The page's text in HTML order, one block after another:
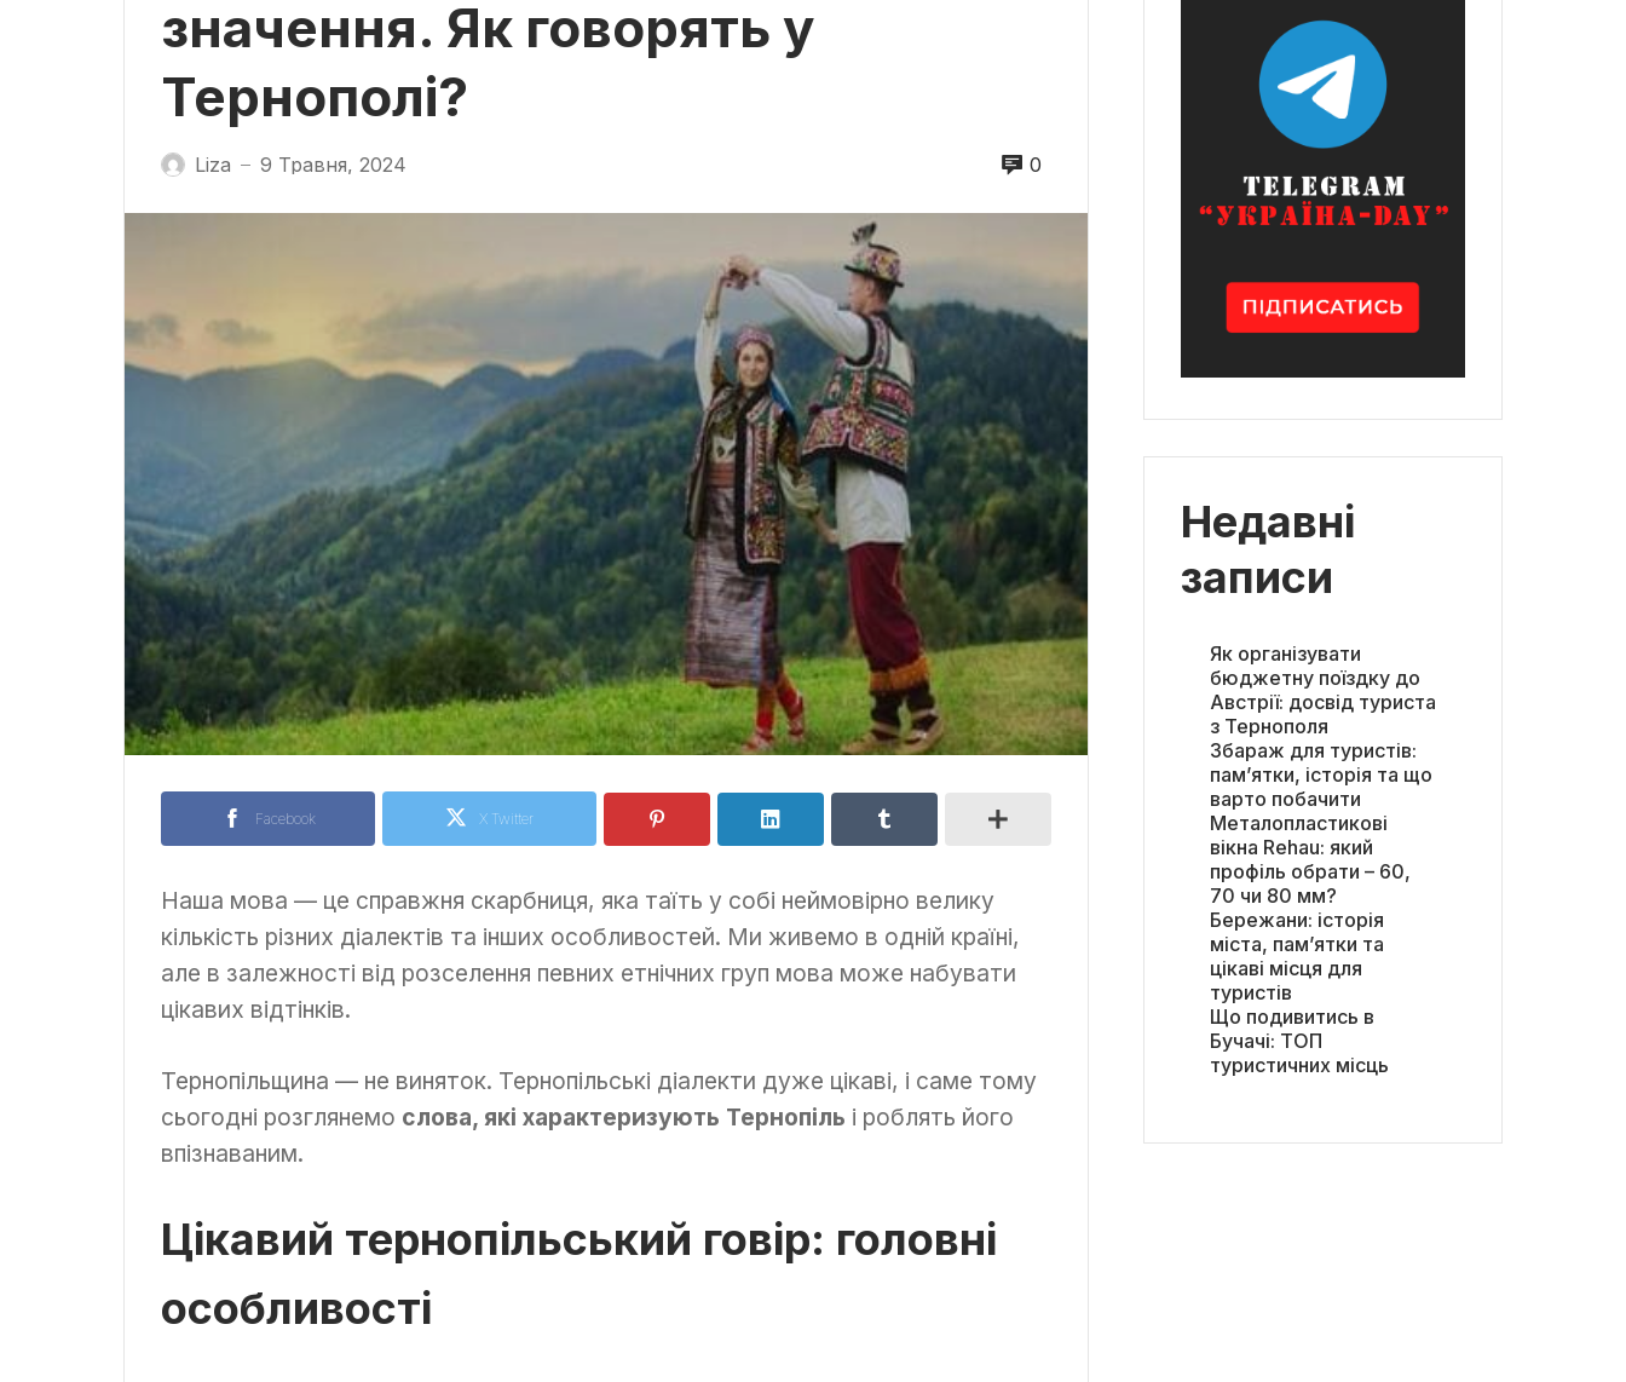
значення. Як говорять у
Тернополі?
Liza — 9 Травня, 2024 0
Facebook X Twitter
Наша мова — це справжня скарбниця, яка таїть у собі неймовірно велику
кількість різних діалектів та інших особливостей. Ми живемо в одній країні,
але в залежності від розселення певних етнічних груп мова може набувати
цікавих відтінків.
Тернопільщина — не виняток. Тернопільські діалекти дуже цікаві, і саме тому
сьогодні розглянемо слова, які характеризують Тернопіль і роблять його
впізнаваним.
Цікавий тернопільський говір: головні
особливості
Недавні
записи
Як організувати
бюджетну поїздку до
Австрії: досвід туриста
з Тернополя
Збараж для туристів:
пам’ятки, історія та що
варто побачити
Металопластикові
вікна Rehau: який
профіль обрати – 60,
70 чи 80 мм?
Бережани: історія
міста, пам’ятки та
цікаві місця для
туристів
Що подивитись в
Бучачі: ТОП
туристичних місць